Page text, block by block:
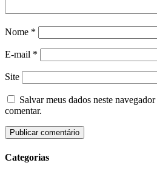
Nome *
E-mail *
Site
Salvar meus dados neste
comentar.
Categorias